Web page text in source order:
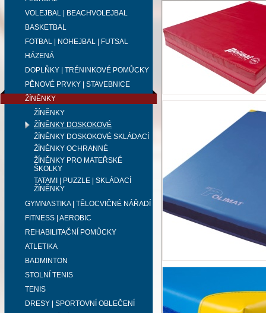
VOLEJBAL | BEACHVOLEJBAL
BASKETBAL
FOTBAL | NOHEJBAL | FUTSAL
HÁZENÁ
DOPLŇKY | TRÉNINKOVÉ POMŮCKY
PĚNOVÉ PRVKY | STAVEBNICE
ŽÍNĚNKY
ŽÍNĚNKY
ŽÍNĚNKY DOSKOKOVÉ
ŽÍNĚNKY DOSKOKOVÉ SKLÁDACÍ
ŽÍNĚNKY OCHRANNÉ
ŽÍNĚNKY PRO MATEŘSKÉ
ŠKOLKY
TATAMI | PUZZLE | SKLÁDACÍ
ŽÍNĚNKY
GYMNASTIKA | TĚLOCVIČNÉ NÁŘADÍ
FITNESS | AEROBIC
REHABILITAČNÍ POMŮCKY
ATLETIKA
BADMINTON
STOLNÍ TENIS
TENIS
DRESY | SPORTOVNÍ OBLEČENÍ